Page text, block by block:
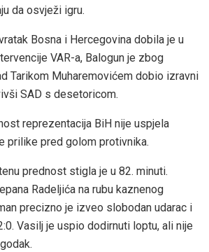
da osvježi igru.
Bosna i Hercegovina dobila je u
VAR-a, Balogun je zbog
Tarikom Muharemovićem dobio izravni
SAD s desetoricom.
reprezentacija BiH nije uspjela
prilike pred golom protivnika.
prednost stigla je u 82. minuti.
Radeljića na rubu kaznenog
precizno je izveo slobodan udarac i
Vasilj je uspio dodirnuti loptu, ali nije